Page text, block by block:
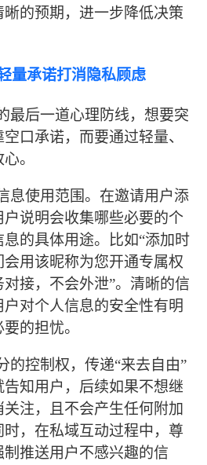
的预期，进一步降低决策
量承诺打消隐私顾虑
最后一道心理防线，想要突
口承诺，而要通过轻量、
。
息使用范围。在邀请用户添
说明会收集哪些必要的个
的具体用途。比如“添加时
用该昵称为您开通专属权
接，不会外泄”。清晰的信
对个人信息的安全性有明
的担忧。
的控制权，传递“来去自由”
知用户，后续如果不想继
注，且不会产生任何附加
，在私域互动过程中，尊
推送用户不感兴趣的信